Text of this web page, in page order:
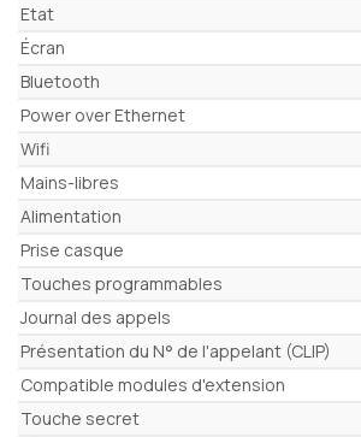
Etat
Écran
Bluetooth
Power over Ethernet
Wifi
Mains-libres
Alimentation
Prise casque
Touches programmables
Journal des appels
Présentation du N° de l'appelant (CLIP)
Compatible modules d'extension
Touche secret